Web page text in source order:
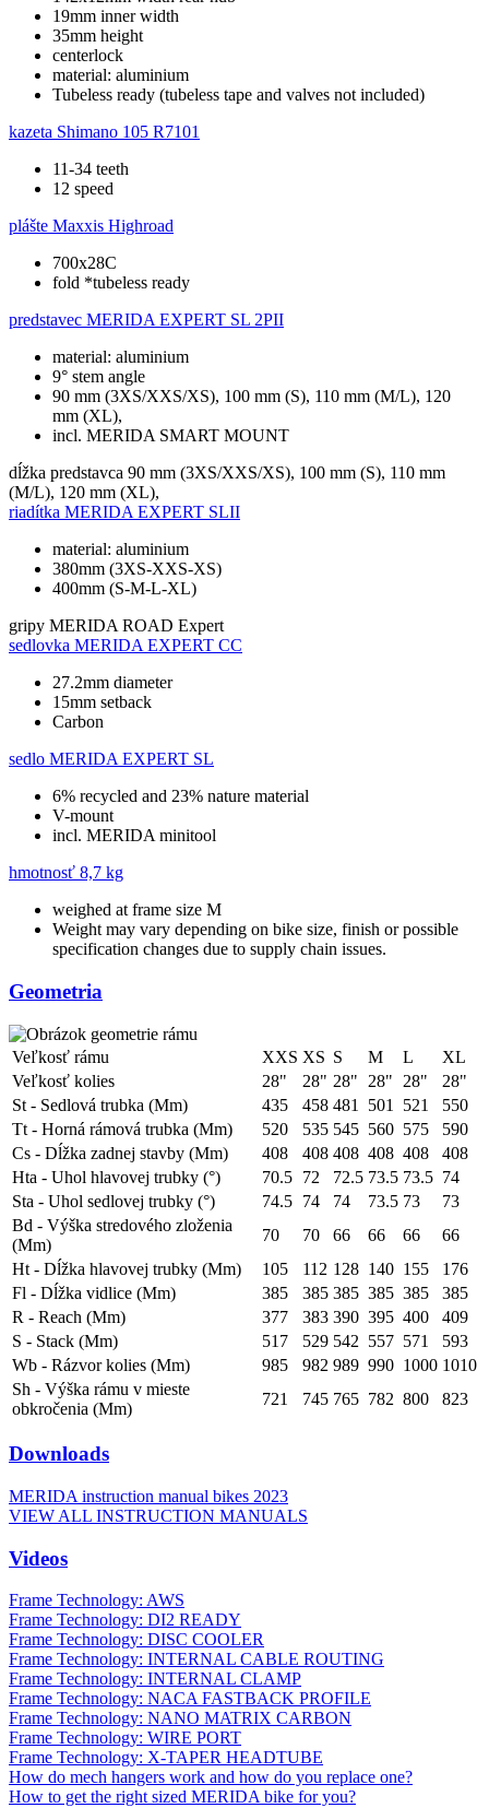
19mm inner width
35mm height
centerlock
material: aluminium
Tubeless ready (tubeless tape and valves not included)
kazeta Shimano 105 R7101
11-34 teeth
12 speed
plášte Maxxis Highroad
700x28C
fold *tubeless ready
predstavec MERIDA EXPERT SL 2PII
material: aluminium
9° stem angle
90 mm (3XS/XXS/XS), 100 mm (S), 110 mm (M/L), 120
mm (XL),
incl. MERIDA SMART MOUNT
dĺžka predstavca 90 mm (3XS/XXS/XS), 100 mm (S), 110 mm
(M/L), 120 mm (XL),
riadítka MERIDA EXPERT SLII
material: aluminium
380mm (3XS-XXS-XS)
400mm (S-M-L-XL)
gripy MERIDA ROAD Expert
sedlovka MERIDA EXPERT CC
27.2mm diameter
15mm setback
Carbon
sedlo MERIDA EXPERT SL
6% recycled and 23% nature material
V-mount
incl. MERIDA minitool
hmotnosť 8,7 kg
weighed at frame size M
Weight may vary depending on bike size, finish or possible
specification changes due to supply chain issues.
Geometria
Veľkosť rámu XXS XS S M L
XL
Veľkosť kolies
28" 28" 28" 28" 28"
28"
St - Sedlová trubka (Mm)
435 458 481 501 521
550
Tt - Horná rámová trubka (Mm)
520 535 545 560 575
590
Cs - Dĺžka zadnej stavby (Mm)
408 408 408 408 408
408
Hta - Uhol hlavovej trubky (°)
70.5 72 72.5 73.5 73.5 74
Sta - Uhol sedlovej trubky (°)
74.5 74 74 73.5 73
73
Bd - Výška stredového zloženia
(Mm)
70 70 66 66 66
66
Ht - Dĺžka hlavovej trubky (Mm)
105 112 128 140 155
176
Fl - Dĺžka vidlice (Mm)
385 385 385 385 385
385
R - Reach (Mm)
377 383 390 395 400
409
S - Stack (Mm)
517 529 542 557 571
593
Wb - Rázvor kolies (Mm)
985 982 989 990 1000 1010
Sh - Výška rámu v mieste
obkročenia (Mm)
721 745 765 782 800 823
Downloads
MERIDA instruction manual bikes 2023
VIEW ALL INSTRUCTION MANUALS
Videos
Frame Technology: AWS
Frame Technology: DI2 READY
Frame Technology: DISC COOLER
Frame Technology: INTERNAL CABLE ROUTING
Frame Technology: INTERNAL CLAMP
Frame Technology: NACA FASTBACK PROFILE
Frame Technology: NANO MATRIX CARBON
Frame Technology: WIRE PORT
Frame Technology: X-TAPER HEADTUBE
How do mech hangers work and how do you replace one?
How to get the right sized MERIDA bike for you?